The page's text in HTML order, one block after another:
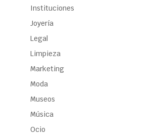
Instituciones
Joyería
Legal
Limpieza
Marketing
Moda
Museos
Música
Ocio